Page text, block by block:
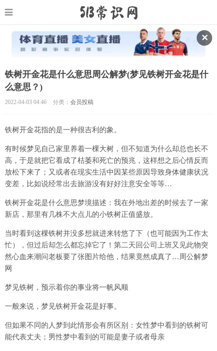
✕
铁树开金花是什么意思周公解梦(梦见铁树开金花是什
么意思？)
2022-04-03 04:46 分类： 会员投稿
铁树开金花指的是一种很吉利的象。
有时候梦见自己家里养着一棵大树，但不知道为什么却总也长不
高，于是就把它看成了枯萎和死亡的预兆，这样想之后心情反而
放松下来了；又或者在现实生活中因某些原因导致身体健康状况
变差，比如说经常出去旅游没有好好注意安全等等…
铁树开金花是什么意思梦境描述：我在外地出差的时候去了一家
新店，那里有几株不大点儿的小铁树正值盛放。
当时看到这棵铁树并没多想就进来转悠了下（也可能因为工作太
忙），但过后却怎么都忘掉它了！第二天回公司上班又见此物突
然心血来潮问老板要了张图片给他，结果竟然成真了…周公解梦
网
梦见铁树，预示着你的事业将一帆风顺
一般来说，梦见铁树开金花是好事。
但如果不同的人梦到此情形会有所区别：女性梦中看到的铁树可
能代表丈夫；男性梦中看到的可能是妻子或者母亲